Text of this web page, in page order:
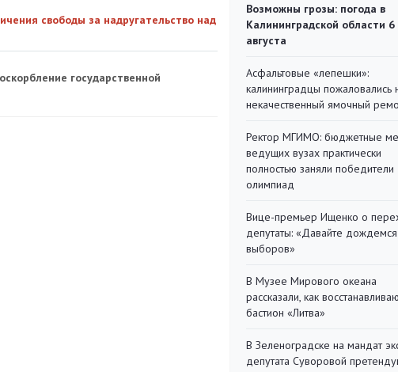
свободы за надругательство над
государственной
Возможны грозы: погода в
Калининградской области 6
августа
Асфальтовые «лепешки»:
калининградцы пожаловались
некачественный ямочный
Ректор МГИМО: бюджетные
ведущих вузах практически
полностью заняли победители
олимпиад
Вице-премьер Ищенко о
депутаты: «Давайте дождемся
выборов»
В Музее Мирового океана
рассказали, как
бастион «Литва»
В Зеленоградске на мандат
депутата Суворовой